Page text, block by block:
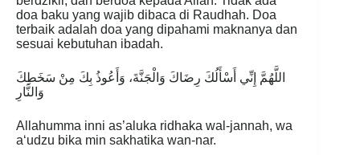
doa baku yang wajib dibaca di Raudhah. Doa
terbaik adalah doa yang dipahami maknanya dan
sesuai kebutuhan ibadah.
اللَّهُمَّ إِنِّي أَسْأَلُكَ رِضَاكَ وَالْجَنَّةَ، وَأَعُوذُ بِكَ مِنْ سَخَطِكَ
وَالنَّارِ
Allahumma inni as’aluka ridhaka wal-jannah, wa
a‘udzu bika min sakhatika wan-nar.